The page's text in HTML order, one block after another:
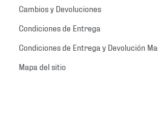
Cambios y Devoluciones
Condiciones de Entrega
Condiciones de Entrega y Devolución
Mapa del sitio